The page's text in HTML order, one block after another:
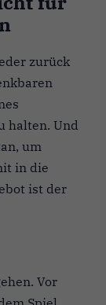
zurück
halten. Und
um
in die
ist der
Vor